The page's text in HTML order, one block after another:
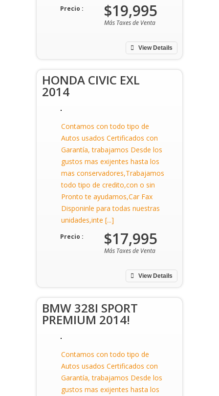
View Details
Precio : $19,995
Más Taxes de Venta
HONDA CIVIC EXL
2014
Contamos con todo tipo de
Autos usados Certificados con
Garantía, trabajamos Desde los
gustos mas exijentes hasta los
mas conservadores,Trabajamos
todo tipo de credito,con o sin
Pronto te ayudamos,Car Fax
Disponinle para todas nuestras
unidades,inte [...]
View Details
Precio : $17,995
Más Taxes de Venta
BMW 328I SPORT
PREMIUM 2014!
Contamos con todo tipo de
Autos usados Certificados con
Garantía, trabajamos Desde los
gustos mas exijentes hasta los